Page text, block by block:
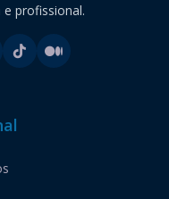
profissional.